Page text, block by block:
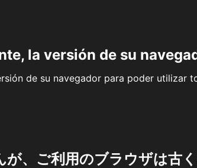
la versión de su
de su navegador para poder utilizar
が、ご利用のブラウザは古